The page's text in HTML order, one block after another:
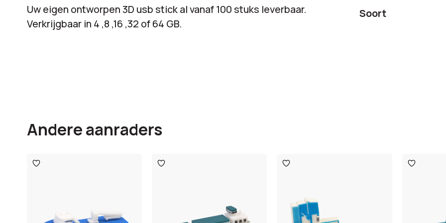
Uw eigen ontworpen 3D usb stick al vanaf 100 stuks leverbaar.
Verkrijgbaar in 4 ,8 ,16 ,32 of 64 GB.
Soort
Andere aanraders
Toevoegen
aan
Toevoegen
aan
Toevoegen
aan aan